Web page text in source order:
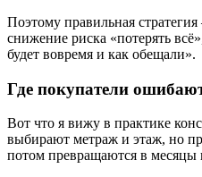
Поэтому правильная
снижение риска «потерять
будет вовремя и как обещали».
Где покупатели
Вот что я вижу в практике
выбирают метраж и этаж, но
потом превращаются в месяцы